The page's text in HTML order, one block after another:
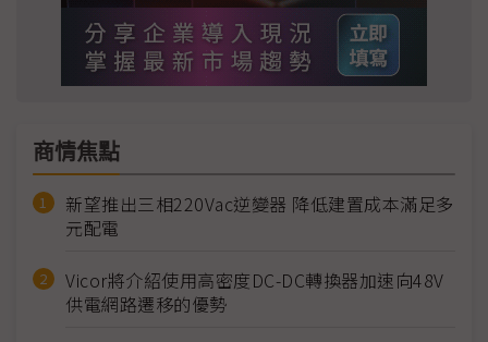
商情焦點
新望推出三相220Vac逆變器 降低建置成本滿足多
元配電
Vicor將介紹使用高密度DC-DC轉換器加速向48V
供電網路遷移的優勢